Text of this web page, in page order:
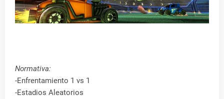
Normativa:
-Enfrentamiento 1 vs 1
-Estadios Aleatorios